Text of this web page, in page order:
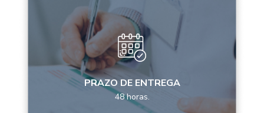
PRAZO DE ENTREGA
48 horas.